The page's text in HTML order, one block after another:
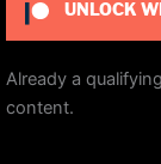
UNLOCK
Already a
content.